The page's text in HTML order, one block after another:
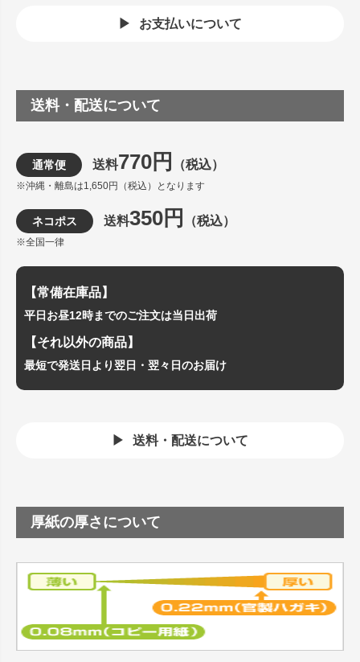
お支払いについて
送料・配送について
通常便 送料770円 （税込）
※沖縄・離島は1,650円（税込）となります
ネコポス 送料350円 （税込）
※全国一律
【常備在庫品】
平日お昼12時までのご注文は当日出荷
【それ以外の商品】
最短で発送日より翌日・翌々日のお届け
送料・配送について
厚紙の厚さについて